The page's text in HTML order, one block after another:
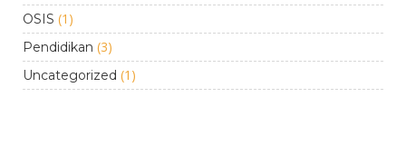
OSIS (1)
Pendidikan (3)
Uncategorized (1)